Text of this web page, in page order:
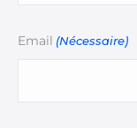
Email (Nécessaire)